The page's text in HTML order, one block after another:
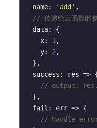
  name:
'add' ,
// 传递给云函数的
    x:
1 ,
    y:
2 ,
// output:
// handle